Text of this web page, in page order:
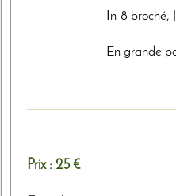
In-8 broché,
En grande
Prix : 25 €